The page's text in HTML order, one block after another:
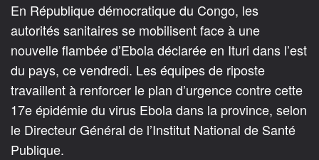
En République démocratique du Congo, les
autorités sanitaires se mobilisent face à une
nouvelle flambée d’Ebola déclarée en Ituri dans l’est
du pays, ce vendredi. Les équipes de riposte
travaillent à renforcer le plan d’urgence contre cette
17e épidémie du virus Ebola dans la province, selon
le Directeur Général de l’Institut National de Santé
Publique.